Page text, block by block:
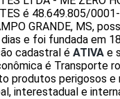
é 48.649.805/
GRANDE, MS,
e foi fundada em
cadastral é ATIVA e
é Transporte
produtos perigosos e
interestadual e